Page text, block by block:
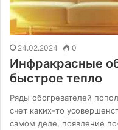
24.02.2024 0
Инфракрасные
быстрое тепло
Ряды обогревателей
счет каких-то
самом деле, появление